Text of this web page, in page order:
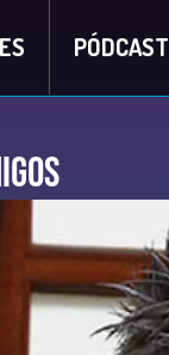
PÓDCAST